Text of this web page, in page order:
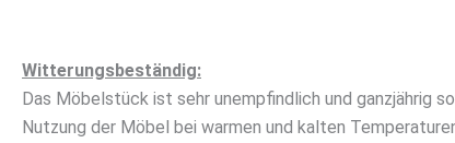
Witterungsbeständig:
Das Möbelstück ist sehr unempfindlich und ganzjährig
Nutzung der Möbel bei warmen und kalten